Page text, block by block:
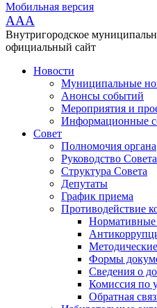
Мобильная версия
AAA
Внутригородское
официальный сайт
Новости
Муниципальные
Анонсы событий
Мероприятия и
Информационные
Совет
Полномочия органа
Руководство Совета
Структура Совета
Депутаты
График приема
Противодействие
Нормативные
Формы
Сведения о
Комиссия по
Обратная